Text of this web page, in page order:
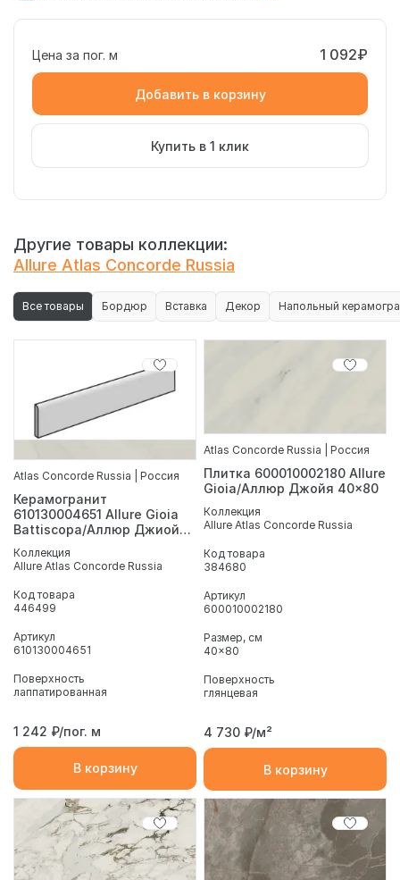
Цена за пог. м 1 092₽
Добавить в корзину
Купить в 1 клик
Другие товары коллекции:
Allure Atlas Concorde Russia
Все товары Бордюр Вставка Декор Напольный
Atlas Concorde Russia | Россия
Керамогранит
610130004651 Allure Gioia
Battiscopa/Аллюр Джиойя
Коллекция
Allure Atlas Concorde Russia
Код товара
446499
Артикул
610130004651
Поверхность
лаппатированная
1 242 ₽/пог. м
В корзину
Atlas Concorde Russia | Россия
Плитка 600010002180 Allure
Gioia/Аллюр Джойя 40x80
Коллекция
Allure Atlas Concorde Russia
Код товара
384680
Артикул
600010002180
Размер, см
40x80
Поверхность
глянцевая
4 730 ₽/м²
В корзину